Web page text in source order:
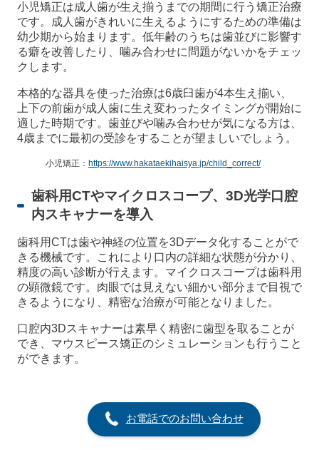
小児矯正は成人歯が生え揃うまでの期間に行う矯正治療
です。成人歯がきれいに生えるようにするための準備は
幼少期から始まります。低年齢のうちは歯並びに影響す
る癖を改善したり、噛み合わせに問題がないかをチェッ
クします。
本格的な器具を使った治療は6歳臼歯が4本生え揃い、
上下の前歯が成人歯に生え変わったタイミングが開始に
適した時期です。歯並びや噛み合わせが気になる方は、
4歳までに最初の受診をすることが望ましいでしょう。
小児矯正： https://www.hakataekihaisya.jp/child_correct/
歯科用CTやマイクロスコープ、3D光学口腔
内スキャナーを導入
歯科用CTは歯や神経の位置を3Dデータ化することがで
きる機械です。これにより口内の詳細な状態が分かり、
精度の高い診断が行えます。マイクロスコープは歯科用
の顕微鏡です。肉眼では見えない細かい部分まで目視で
きるようになり、精密な治療が可能となりました。
口腔内3Dスキャナーは素早く精密に歯型を取ることが
でき、マウスピース矯正のシミュレーションも行うこと
ができます。
お電話でのお問い合わせ